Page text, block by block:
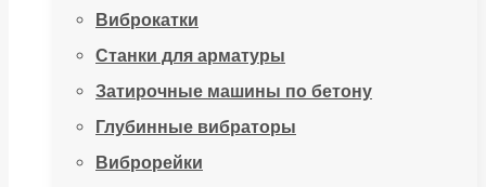
Виброкатки
Станки для арматуры
Затирочные машины по бетону
Глубинные вибраторы
Виброрейки